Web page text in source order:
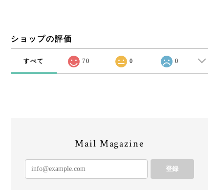
ショップの評価
すべて 70 0 0
Mail Magazine
登録